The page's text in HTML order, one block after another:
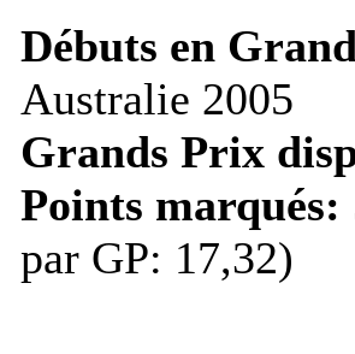
Débuts en
Australie 2005
Grands Prix
Points marqués:
par GP: 17,32)